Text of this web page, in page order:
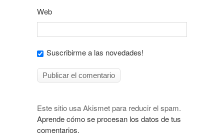
Web
Suscribirme a las novedades!
Este sitio usa Akismet para reducir el spam.
Aprende cómo se procesan los datos de tus
comentarios.